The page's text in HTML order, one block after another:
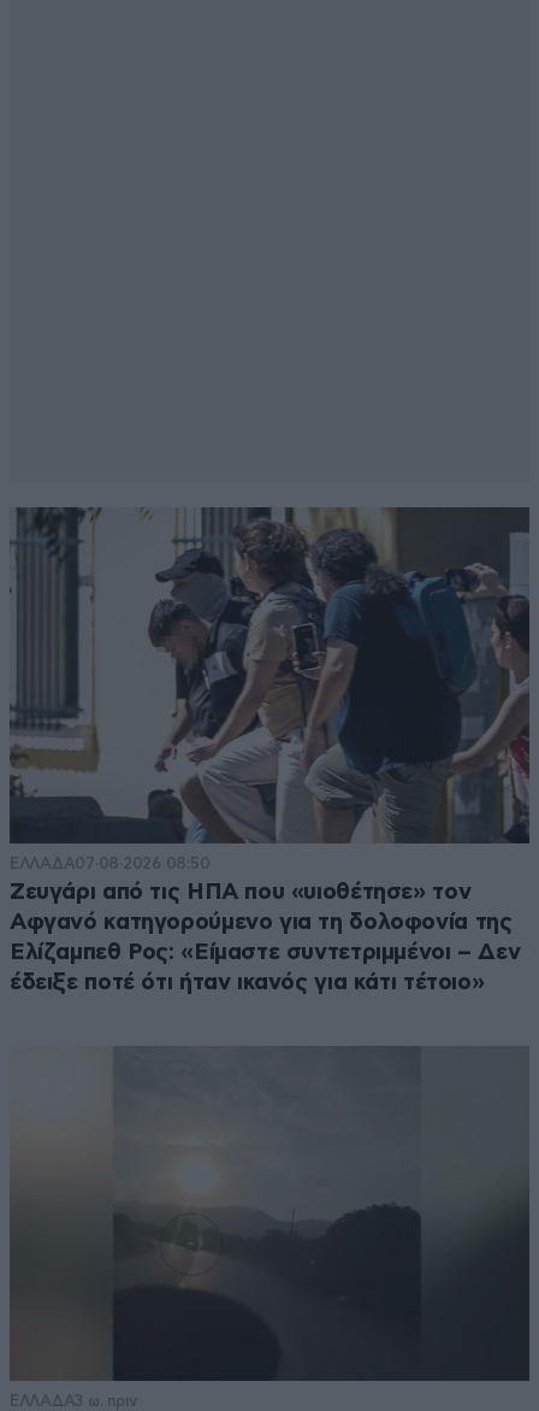
ΕΛΛΑΔΑ07·08·2026 08:50
Ζευγάρι από τις ΗΠΑ που «υιοθέτησε» τον
Αφγανό κατηγορούμενο για τη δολοφονία της
Ελίζαμπεθ Ρος: «Είμαστε συντετριμμένοι – Δεν
έδειξε ποτέ ότι ήταν ικανός για κάτι τέτοιο»
ΕΛΛΑΔΑ3 ω. πριν